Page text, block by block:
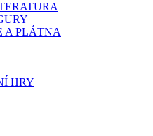
A PLÁTNA
HRY